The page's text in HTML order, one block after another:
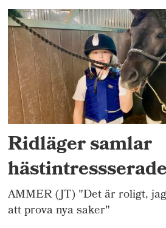
Ridläger samlar
AMMER (JT) "Det är roligt,
att prova nya saker"